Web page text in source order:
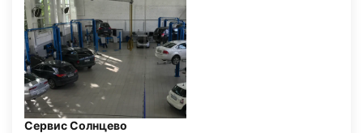
Сервис Солнцево